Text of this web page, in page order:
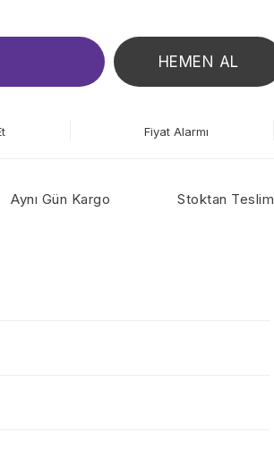
HEMEN AL
Fiyat Alarmı
Aynı Gün Kargo Stoktan Teslim